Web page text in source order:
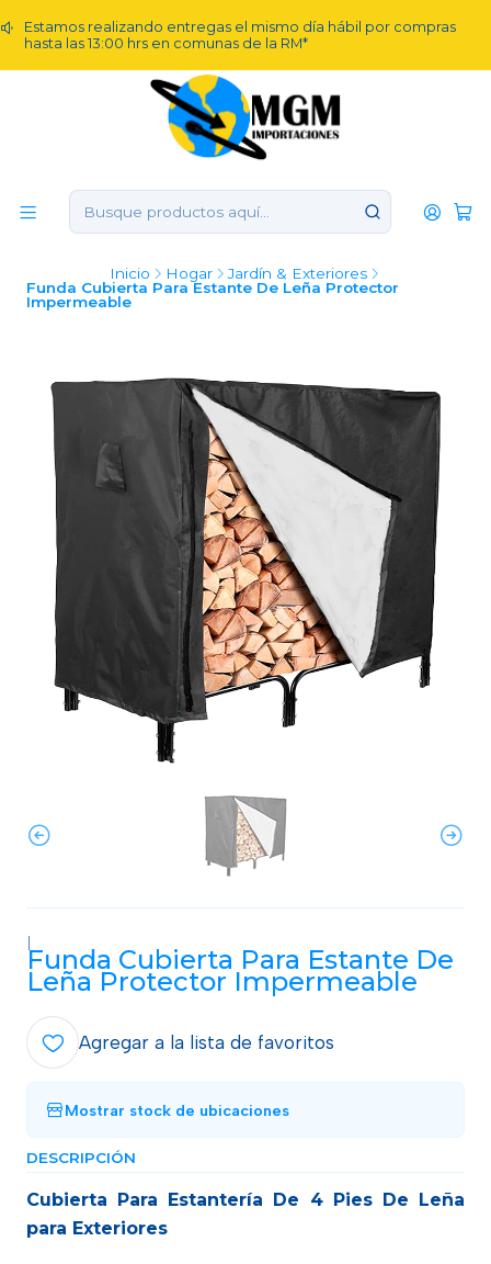
Estamos realizando entregas el mismo día hábil por compras
hasta las 13:00 hrs en comunas de la RM*
Inicio Hogar
Jardín & Exteriores
Funda Cubierta Para Estante De Leña Protector
Impermeable
|
Funda Cubierta Para Estante De
Leña Protector Impermeable
Agregar a la lista de favoritos
Mostrar stock de ubicaciones
DESCRIPCIÓN
Cubierta Para Estantería De 4 Pies De Leña
para Exteriores